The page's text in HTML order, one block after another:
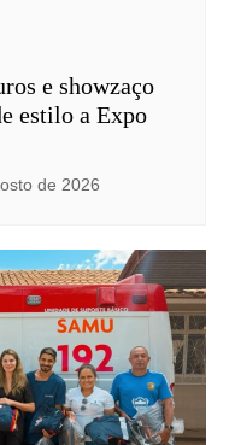
e showzaço
estilo a Expo
de 2026